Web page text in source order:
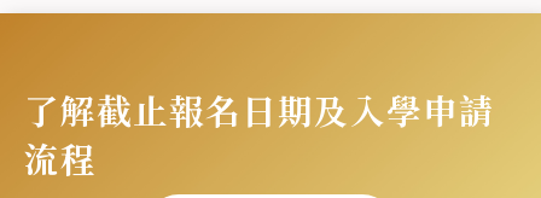
UM7043
使命教會
3
UM7243
轉化式學習：個人、組織與
3
SP7003
了解截止報名日期及入學申請
流程